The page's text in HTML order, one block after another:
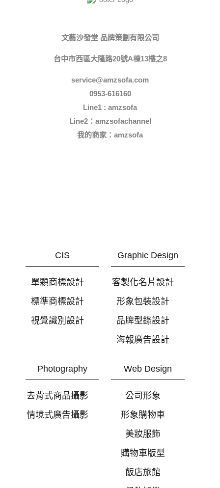
文藝沙發堂 品牌策劃有限公司
台中市西區大隆路20號A棟13樓之8
service@amzsofa.com
0953-616160
Line1 : amzsofa
Line2：amzsofachannel
我的商家： amzsofa
CIS
單顆商標設計
標準商標設計
視覺識別設計
Graphic Design
客製化名片設計
形象包裝設計
品牌型錄設計
海報廣告設計
Photography
去背式商品攝影
情境式廣告攝影
Web Design
公司形象
形象購物車
美妝服飾
購物車版型
飯店旅館